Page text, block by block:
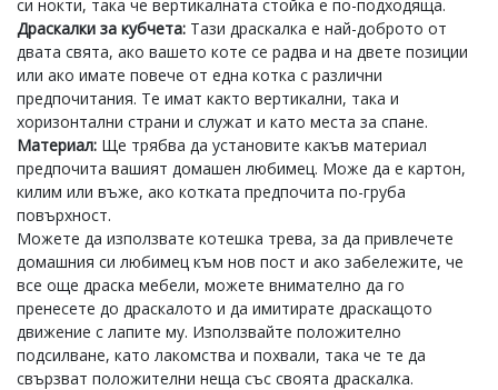
си нокти, така че вертикалната стойка е по-подходяща.
Драскалки за кубчета: Тази драскалка е най-доброто от
двата свята, ако вашето коте се радва и на двете позиции
или ако имате повече от една котка с различни
предпочитания. Те имат както вертикални, така и
хоризонтални страни и служат и като места за спане.
Материал: Ще трябва да установите какъв материал
предпочита вашият домашен любимец. Може да е картон,
килим или въже, ако котката предпочита по-груба
повърхност.
Можете да използвате котешка трева, за да привлечете
домашния си любимец към нов пост и ако забележите, че
все още драска мебели, можете внимателно да го
пренесете до драскалото и да имитирате драскащото
движение с лапите му. Използвайте положително
подсилване, като лакомства и похвали, така че те да
свързват положителни неща със своята драскалка.